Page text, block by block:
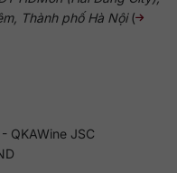
Thành phố Hà Nội(
QKAWine JSC